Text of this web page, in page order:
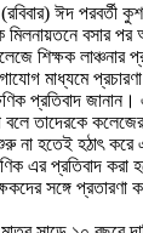
ঈদ পরবর্তী
বসার পর
শিক্ষক লাঞ্চনার
মাধ্যমে
প্রতিবাদ
বলে তাদেরকে
হতেই হঠাৎ করে
এর প্রতিবাদ করা
সঙ্গে প্রতারণা